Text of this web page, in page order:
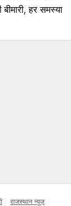
हर समस्या
राजस्थान न्यूज़